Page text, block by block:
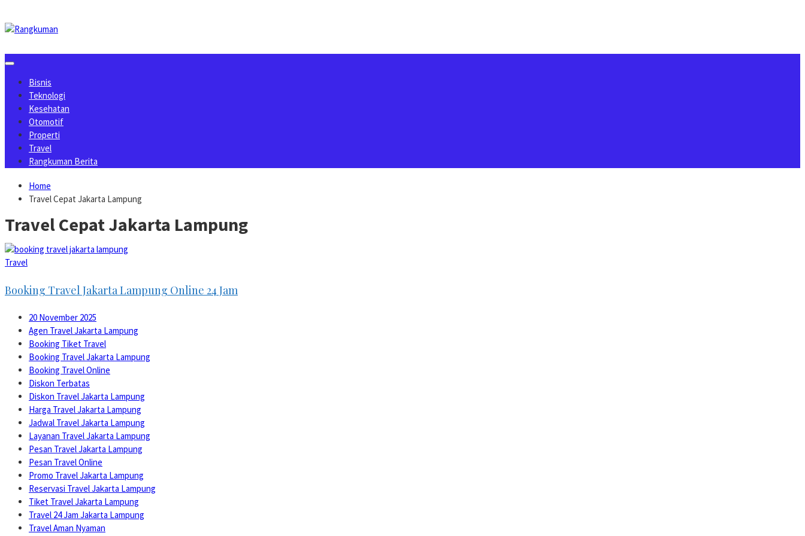
to
content
Bisnis
Teknologi
Kesehatan
Otomotif
Properti
Travel
Rangkuman Berita
Home
Travel Cepat Jakarta Lampung
Travel Cepat Jakarta Lampung
Travel
Booking Travel Jakarta Lampung Online 24 Jam
20 November 2025
Agen Travel Jakarta Lampung
Booking Tiket Travel
Booking Travel Jakarta Lampung
Booking Travel Online
Diskon Terbatas
Diskon Travel Jakarta Lampung
Harga Travel Jakarta Lampung
Jadwal Travel Jakarta Lampung
Layanan Travel Jakarta Lampung
Pesan Travel Jakarta Lampung
Pesan Travel Online
Promo Travel Jakarta Lampung
Reservasi Travel Jakarta Lampung
Tiket Travel Jakarta Lampung
Travel 24 Jam Jakarta Lampung
Travel Aman Nyaman